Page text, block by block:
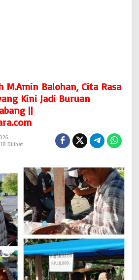
M.Amin Balohan, Cita Rasa
Kini Jadi Buruan
||
Dilihat